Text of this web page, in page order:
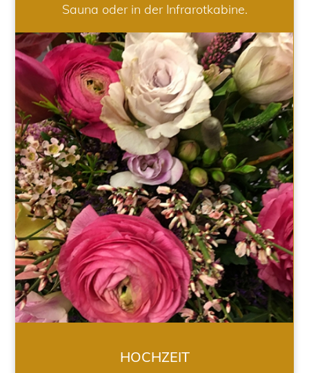
Sauna oder in der Infrarotkabine.
HOCHZEIT
HOCHZEIT